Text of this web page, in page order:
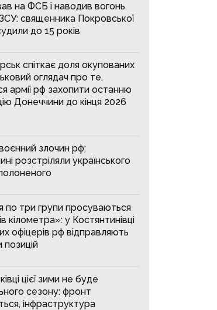
на ФСБ і наводив вогонь
ЗСУ: священника Покровської
до 15 років
спіткає доля окупованих
оглядач про те,
армії рф захопити останню
Донеччини до кінця 2026
злочин рф:
розстріляли українського
три групи просуваються
кілометра»: у Костянтинівці
офіцерів рф відправляють
цієї зими не буде
сезону: фронт
інфраструктура